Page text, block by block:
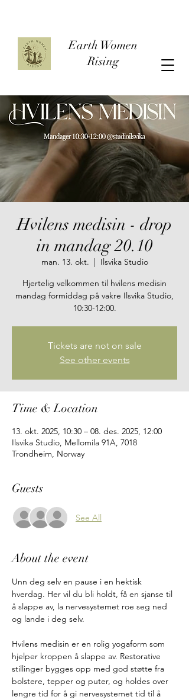
Earth Women
Rising
Hvilens medisin - drop
in mandag 20.10
man. 13. okt.
  |
Ilsvika Studio
Hjertelig velkommen til hvilens medisin
mandag formiddag på vakre Ilsvika Studio,
10:30-12:00.
Tickets are not on sale
See other events
Time & Location
13. okt. 2025, 10:30 – 08. des. 2025, 12:00
Ilsvika Studio, Mellomila 91A, 7018
Trondheim, Norway
Guests
See All
About the event
Unn deg selv en pause i en hektisk
hverdag. Her vil du bli holdt, få en sjanse til
å slappe av, la nervesystemet roe seg ned
og lande i deg selv.
Hvilens medisin er en rolig yogaform som
hjelper kroppen å slappe av. Restorative
stillinger bygges opp med god støtte fra
bolstere, tepper og puter, og holdes over
lengre tid for å gi nervesystemet tid til å